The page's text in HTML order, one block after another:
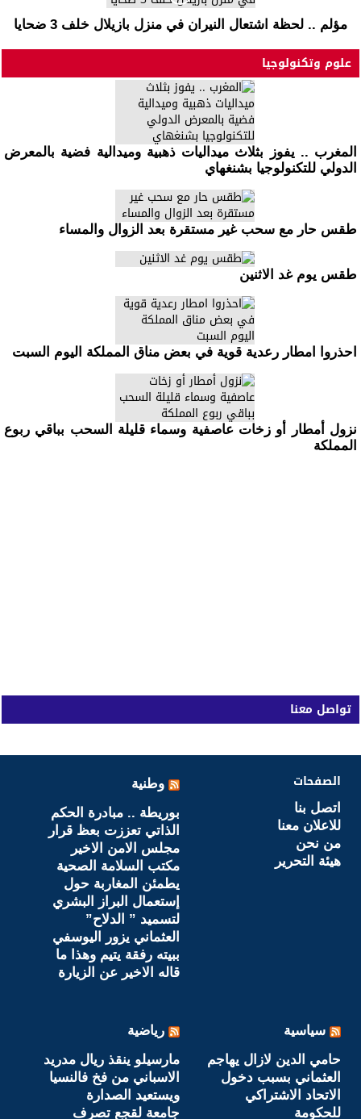
مؤلم .. لحظة اشتعال النيران في منزل بازيلال خلف 3 ضحايا
علوم وتكنولوجيا
المغرب .. يفوز بثلاث ميداليات ذهبية وميدالية فضية بالمعرض
الدولي للتكنولوجيا بشنغهاي
طقس حار مع سحب غير مستقرة بعد الزوال والمساء
طقس يوم غد الاثنين
احذروا امطار رعدية قوية في بعض مناق المملكة اليوم السبت
نزول أمطار أو زخات عاصفية وسماء قليلة السحب بباقي ربوع
المملكة
تواصل معنا
الصفحات
اتصل بنا
للاعلان معنا
من نحن
هيئة التحرير
وطنية
بوريطة .. مبادرة الحكم
الذاتي تعززت بعظ قرار
مجلس الامن الاخير
مكتب السلامة الصحية
يطمئن المغاربة حول
إستعمال البراز البشري
لتسميد ” الدلاح”
العثماني يزور اليوسفي
ببيته رفقة يتيم وهذا ما
قاله الاخير عن الزيارة
سياسية
حامي الدين لازال يهاجم
العثماني بسبب دخول
الاتحاد الاشتراكي
للحكومة
رياضية
مارسيلو ينقذ ريال مدريد
الاسباني من فخ فالنسيا
ويستعيد الصدارة
جامعة لقجع تصرف